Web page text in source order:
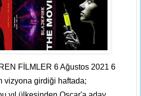
FİLMLER 6 Ağustos 2021 6
vizyona girdiği haftada;